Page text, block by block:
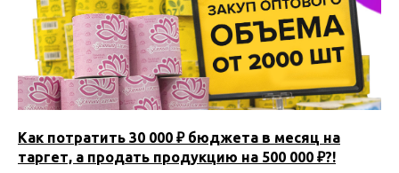
Как потратить 30 000 ₽ бюджета в месяц на
таргет, а продать продукцию на 500 000 ₽?!